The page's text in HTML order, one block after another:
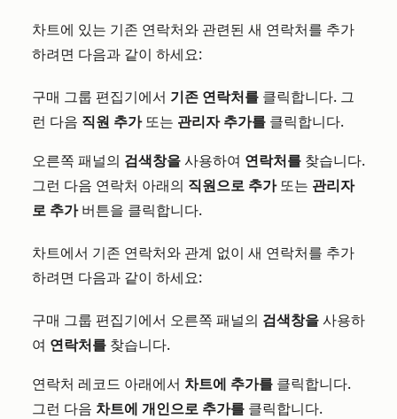
차트에 있는 기존 연락처와 관련된 새 연락처를 추가
하려면 다음과 같이 하세요:
구매 그룹 편집기에서 기존 연락처를 클릭합니다. 그
런 다음 직원 추가또는 관리자 추가를 클릭합니다.
오른쪽 패널의 검색창을 사용하여 연락처를 찾습니다.
그런 다음 연락처 아래의 직원으로 추가또는 관리자
로 추가버튼을 클릭합니다.
차트에서 기존 연락처와 관계 없이 새 연락처를 추가
하려면 다음과 같이 하세요:
구매 그룹 편집기에서 오른쪽 패널의 검색창을 사용하
여 연락처를 찾습니다.
연락처 레코드 아래에서 차트에 추가를 클릭합니다.
그런 다음 차트에 개인으로 추가를 클릭합니다.